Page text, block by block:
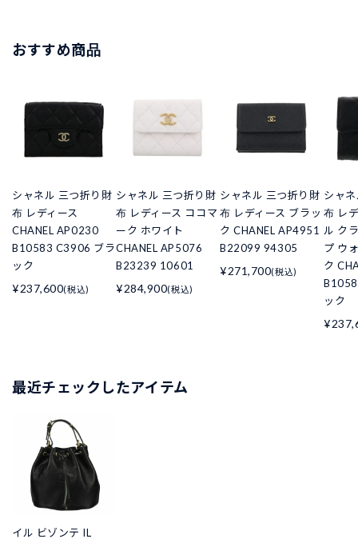
おすすめ商品
シャネル 三つ折り財
布 レディース
CHANEL AP0230
B10583 C3906 ブラ
ック
¥237,600(税込)
シャネル 三つ折り財
布 レディース ココマ
ーク ホワイト
CHANEL AP5076
B23239 10601
¥284,900(税込)
シャネル 三つ折り財
布 レディース ブラッ
ク CHANEL AP4951
B22099 94305
¥271,700(税込)
シャ
布 レ
ル ク
プ ウ
ク
ック
最近チェックしたアイテム
イル ビゾンテ IL